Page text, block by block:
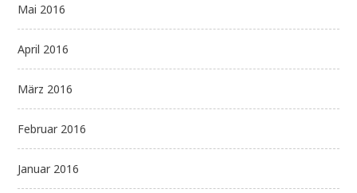
Mai 2016
April 2016
März 2016
Februar 2016
Januar 2016